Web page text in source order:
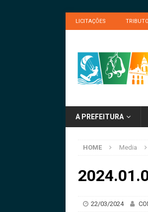
LICITAÇÕES
A PREFEITURA
HOME Media
22/03/2024